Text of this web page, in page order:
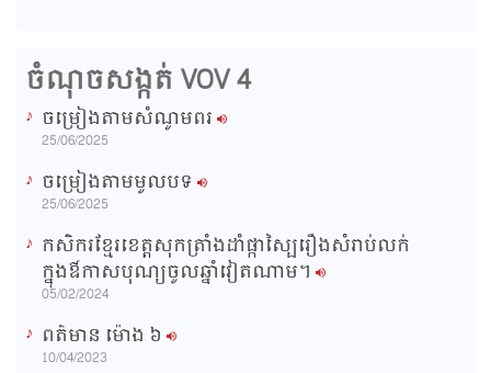
ចំណុចសង្កត់ VOV 4
ចម្រៀងតាមសំណូមពរ
25/06/2025
ចម្រៀងតាមមូលបទ
25/06/2025
កសិករខ្មែរខេត្តសុកត្រាំងដាំផ្កាស្បៃរឿងសំរាប់លក់
ក្នុងឳកាសបុណ្យចូលឆ្នាំវៀតណាម។
05/02/2024
ពត៌មាន ម៉ោង​ ៦
10/04/2023